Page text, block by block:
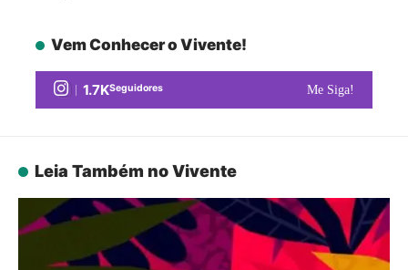
Vem Conhecer o Vivente!
1.7KSeguidores Me Siga!
Leia Também no Vivente